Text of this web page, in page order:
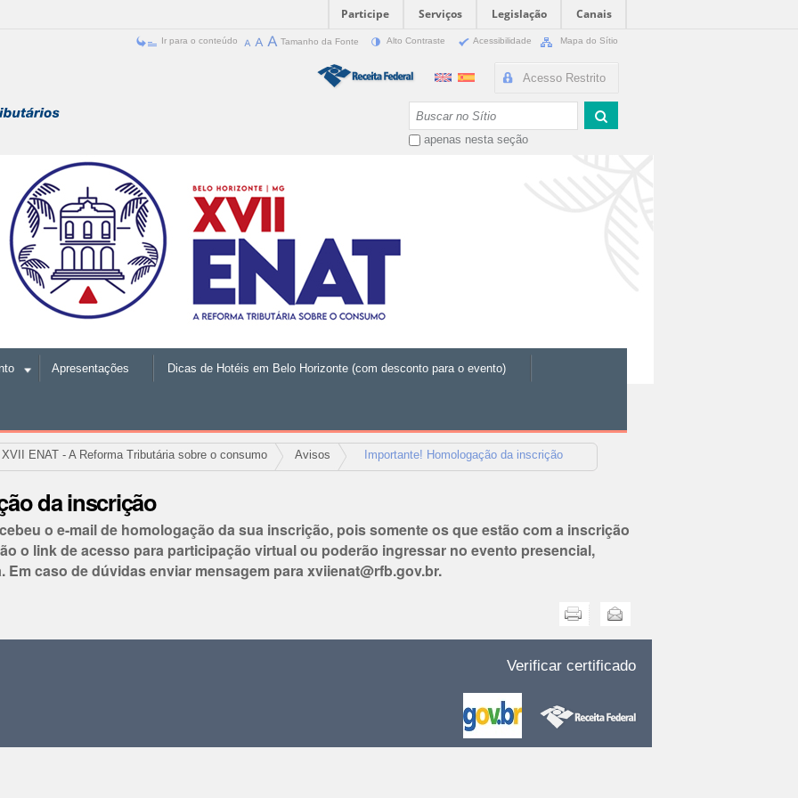
Participe Serviços Legislação
Canais
Ir para o conteúdo Tamanho da Fonte Alto Contraste Acessibilidade Mapa do Sítio
Acesso Restrito
apenas nesta seção
Apresentações Dicas de Hotéis em Belo Horizonte (com desconto para o evento)
XVII ENAT - A Reforma Tributária sobre o consumo Avisos Importante! Homologação da inscrição
da inscrição
o e-mail de homologação da sua inscrição, pois somente os que estão com a inscrição
o link de acesso para participação virtual ou poderão ingressar no evento presencial,
caso de dúvidas enviar mensagem para xviienat@rfb.gov.br.
Enviar
Verificar certificado